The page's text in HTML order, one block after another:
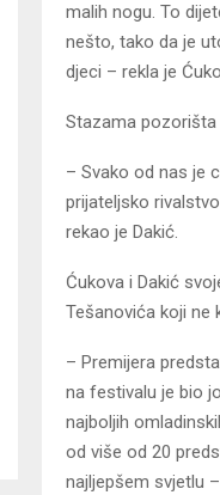
malih nogu. To
nešto, tako da je
djeci – rekla je
Stazama pozorišta
– Svako od nas je
prijateljsko
rekao je Dakić.
Ćukova i Dakić
Tešanovića koji ne
– Premijera
na festivalu je bio
najboljih
od više od 20
najljepšem svjetlu